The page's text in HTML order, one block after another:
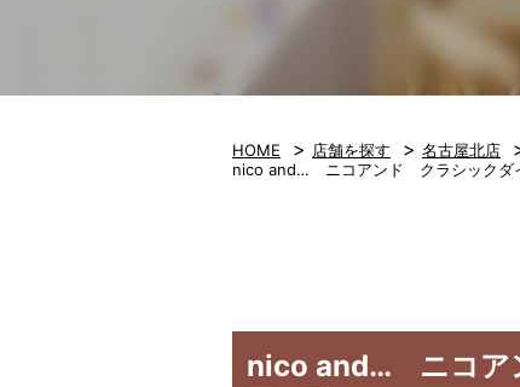
HOME > 店舗を探す > 名古屋北店
nico and… ニコアンド クラシックダ
nico and… ニコア